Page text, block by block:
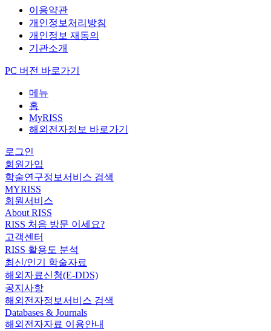
이용약관
개인정보처리방침
개인정보 재동의
기관소개
PC 버전 바로가기
메뉴
홈
MyRISS
해외전자정보 바로가기
로그인
회원가입
학술연구정보서비스 검색
MYRISS
회원서비스
About RISS
RISS 처음 방문 이세요?
고객센터
RISS 활용도 분석
최신/인기 학술자료
해외자료신청(E-DDS)
공지사항
해외전자정보서비스 검색
Databases & Journals
해외전자자료 이용안내